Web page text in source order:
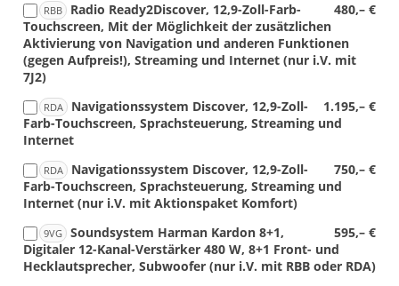
RBB 480,– €
Radio Ready2Discover, 12,9-Zoll-Farb-
Touchscreen, Mit der Möglichkeit der zusätzlichen
Aktivierung von Navigation und anderen Funktionen
(gegen Aufpreis!), Streaming und Internet (nur i.V. mit
7J2)
RDA 1.195,– €
Navigationssystem Discover, 12,9-Zoll-
Farb-Touchscreen, Sprachsteuerung, Streaming und
Internet
RDA 750,– €
Navigationssystem Discover, 12,9-Zoll-
Farb-Touchscreen, Sprachsteuerung, Streaming und
Internet (nur i.V. mit Aktionspaket Komfort)
9VG 595,– €
Soundsystem Harman Kardon 8+1,
Digitaler 12-Kanal-Verstärker 480 W, 8+1 Front- und
Hecklautsprecher, Subwoofer (nur i.V. mit RBB oder RDA)